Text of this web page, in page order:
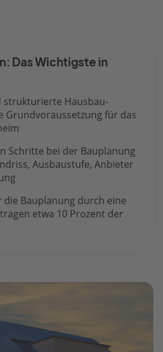
Das Wichtigste in
strukturierte Hausbau-
Grundvoraussetzung für das
Schritte bei der Bauplanung
Ausbaustufe, Anbieter
die Bauplanung durch eine
etwa 10 Prozent der